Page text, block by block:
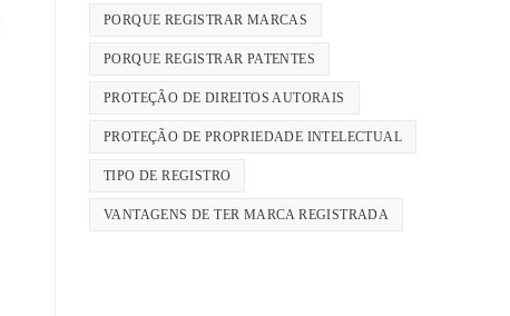
PORQUE REGISTRAR MARCAS
PORQUE REGISTRAR PATENTES
PROTEÇÃO DE DIREITOS AUTORAIS
PROTEÇÃO DE PROPRIEDADE INTELECTUAL
TIPO DE REGISTRO
VANTAGENS DE TER MARCA REGISTRADA